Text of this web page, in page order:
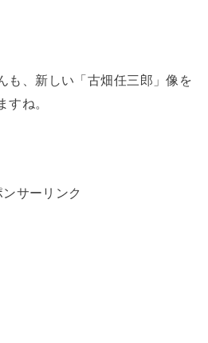
も、新しい「古畑任三郎」像を
すね。
ンサーリンク